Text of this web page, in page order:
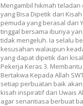
Mengambil hikmah teladan
yang Bisa Dipetik dari
pemuda yang berasal dari
tinggal bersama ibunya
tidak mengeluh. Ia selalu
kesusahan walaupun
yang dapat dipetik dari
Pekerja Keras 3.
Bertakwa Kepada Allah
setiap perbuatan baik
kisah inspiratif dari Uwais
agar senantiasa berbuat